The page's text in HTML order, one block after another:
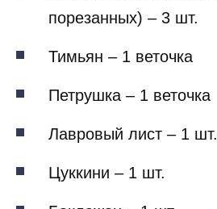
порезанных) – 3 шт.
Тимьян – 1 веточка
Петрушка – 1 веточка
Лавровый лист – 1 шт.
Цуккини – 1 шт.